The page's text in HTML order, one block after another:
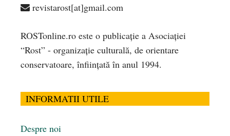
revistarost[at]gmail.com
ROSTonline.ro este o publicaţie a Asociaţiei
“Rost” - organizaţie culturală, de orientare
conservatoare, înfiinţată în anul 1994.
INFORMATII UTILE
Despre noi